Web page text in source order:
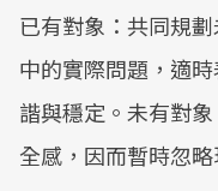
已有對象：共同規
中的實際問題，適
諧與穩定。未有對
全感，因而暫時忽略